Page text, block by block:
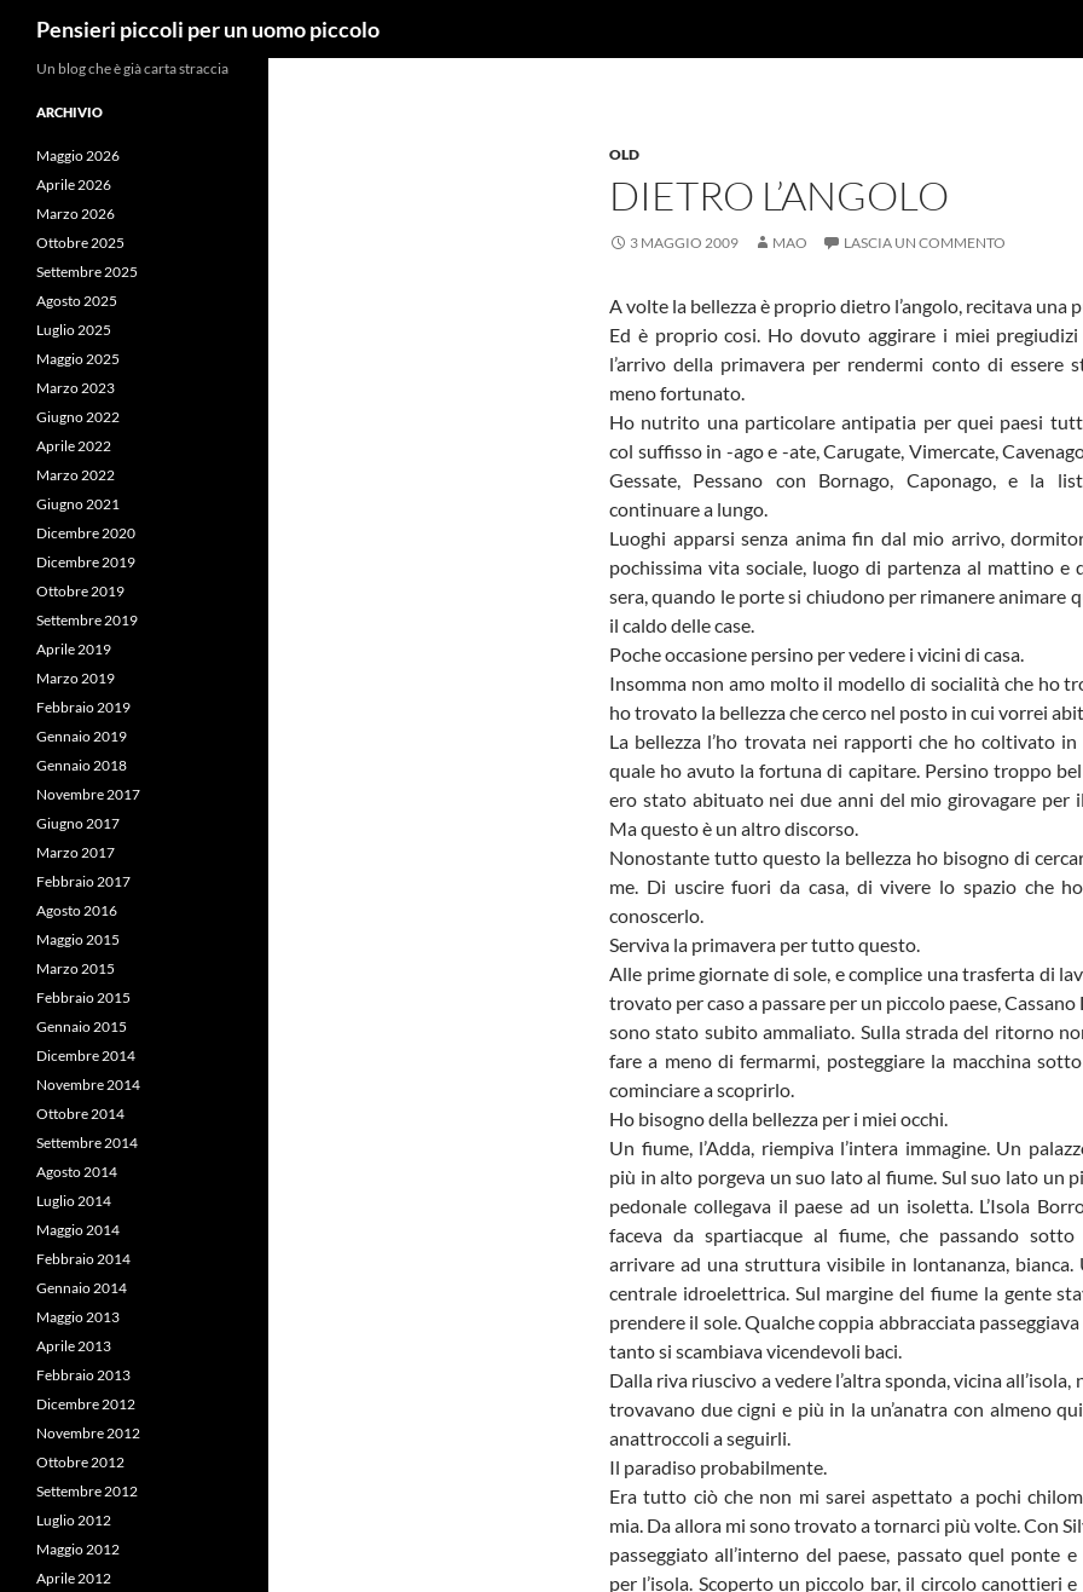
Pensieri piccoli per un uomo piccolo
OLD
DIETRO L’ANGOLO
3 MAGGIO 2009 MAO LASCIA UN COMMENTO
A volte la bellezza è proprio dietro l’angolo, recitava una
Ed è proprio cosi. Ho dovuto aggirare i miei
l’arrivo della primavera per rendermi conto di essere
meno fortunato.
Ho nutrito una particolare antipatia per quei paesi
col suffisso in -ago e -ate, Carugate, Vimercate,
Gessate, Pessano con Bornago, Caponago, e la
continuare a lungo.
Luoghi apparsi senza anima fin dal mio arrivo,
pochissima vita sociale, luogo di partenza al mattino e
sera, quando le porte si chiudono per rimanere animare
il caldo delle case.
Poche occasione persino per vedere i vicini di casa.
Insomma non amo molto il modello di socialità che ho
ho trovato la bellezza che cerco nel posto in cui vorrei
La bellezza l’ho trovata nei rapporti che ho coltivato in
quale ho avuto la fortuna di capitare. Persino troppo
ero stato abituato nei due anni del mio girovagare per
Ma questo è un altro discorso.
Nonostante tutto questo la bellezza ho bisogno di
me. Di uscire fuori da casa, di vivere lo spazio che
conoscerlo.
Serviva la primavera per tutto questo.
Alle prime giornate di sole, e complice una trasferta di
trovato per caso a passare per un piccolo paese, Cassano
sono stato subito ammaliato. Sulla strada del ritorno
fare a meno di fermarmi, posteggiare la macchina
cominciare a scoprirlo.
Ho bisogno della bellezza per i miei occhi.
Un fiume, l’Adda, riempiva l’intera immagine. Un
più in alto porgeva un suo lato al fiume. Sul suo lato un
pedonale collegava il paese ad un isoletta. L’Isola
faceva da spartiacque al fiume, che passando
arrivare ad una struttura visibile in lontananza, bianca.
centrale idroelettrica. Sul margine del fiume la gente
prendere il sole. Qualche coppia abbracciata
tanto si scambiava vicendevoli baci.
Dalla riva riuscivo a vedere l’altra sponda, vicina all’isola,
trovavano due cigni e più in la un’anatra con almeno
anattroccoli a seguirli.
Il paradiso probabilmente.
Era tutto ciò che non mi sarei aspettato a pochi
mia. Da allora mi sono trovato a tornarci più volte. Con
passeggiato all’interno del paese, passato quel ponte e
per l’isola. Scoperto un piccolo bar, il circolo canottieri
Un blog che è già carta straccia
ARCHIVIO
Maggio 2026
Aprile 2026
Marzo 2026
Ottobre 2025
Settembre 2025
Agosto 2025
Luglio 2025
Maggio 2025
Marzo 2023
Giugno 2022
Aprile 2022
Marzo 2022
Giugno 2021
Dicembre 2020
Dicembre 2019
Ottobre 2019
Settembre 2019
Aprile 2019
Marzo 2019
Febbraio 2019
Gennaio 2019
Gennaio 2018
Novembre 2017
Giugno 2017
Marzo 2017
Febbraio 2017
Agosto 2016
Maggio 2015
Marzo 2015
Febbraio 2015
Gennaio 2015
Dicembre 2014
Novembre 2014
Ottobre 2014
Settembre 2014
Agosto 2014
Luglio 2014
Maggio 2014
Febbraio 2014
Gennaio 2014
Maggio 2013
Aprile 2013
Febbraio 2013
Dicembre 2012
Novembre 2012
Ottobre 2012
Settembre 2012
Luglio 2012
Maggio 2012
Aprile 2012